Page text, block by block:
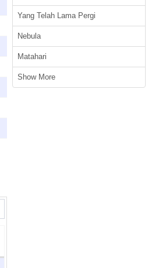
Yang Telah Lama Pergi
Nebula
Matahari
Show More